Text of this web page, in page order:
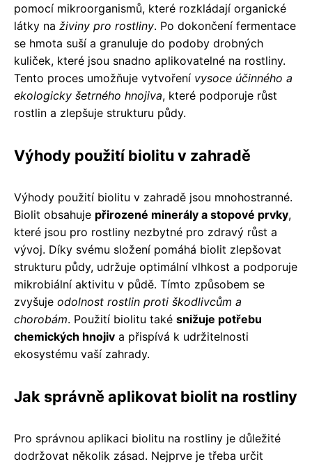
pomocí mikroorganismů, které rozkládají organické
látky na živiny pro rostliny. Po dokončení fermentace
se hmota suší a granuluje do podoby drobných
kuliček, které jsou snadno aplikovatelné na rostliny.
Tento proces umožňuje vytvoření vysoce účinného a
ekologicky šetrného hnojiva, které podporuje růst
rostlin a zlepšuje strukturu půdy.
Výhody použití biolitu v zahradě
Výhody použití biolitu v zahradě jsou mnohostranné.
Biolit obsahuje přirozené minerály a stopové prvky,
které jsou pro rostliny nezbytné pro zdravý růst a
vývoj. Díky svému složení pomáhá biolit zlepšovat
strukturu půdy, udržuje optimální vlhkost a podporuje
mikrobiální aktivitu v půdě. Tímto způsobem se
zvyšuje odolnost rostlin proti škodlivcům a
chorobám. Použití biolitu také snižuje potřebu
chemických hnojiv a přispívá k udržitelnosti
ekosystému vaší zahrady.
Jak správně aplikovat biolit na rostliny
Pro správnou aplikaci biolitu na rostliny je důležité
dodržovat několik zásad. Nejprve je třeba určit